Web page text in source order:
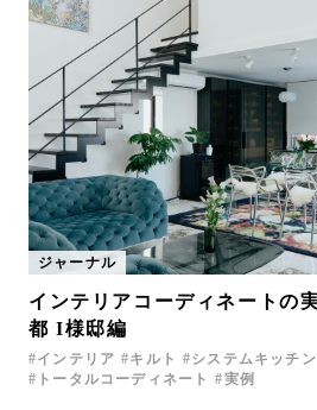
ジャーナル
インテリアコーディネートの
都 I様邸編
インテリア キルト システムキッチン
トータルコーディネート
実例